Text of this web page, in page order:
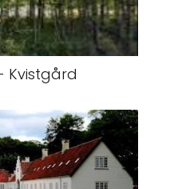
Kvistgård